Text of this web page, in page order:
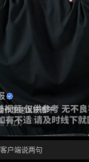
作加速血液循环
于江苏
户端说两句